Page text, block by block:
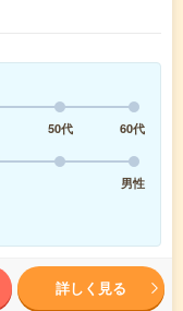
50代
60代
男性
詳しく見る